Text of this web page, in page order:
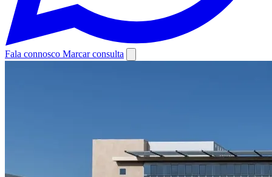
Fala connosco Marcar consulta